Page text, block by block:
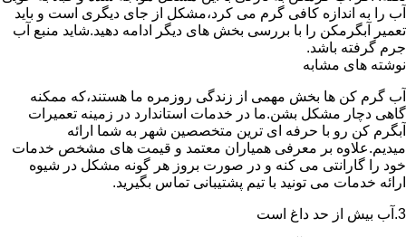
آب را به اندازه کافی گرم می کرد،مشکل از جای دیگری است و باید
تعمیر آبگرمکن را با بررسی بخش های دیگر ادامه دهید.شاید منبع آب
جرم گرفته باشد.
نوشته های مشابه
آب گرم کن ها بخش مهمی از زندگی روزمره ما هستند،که ممکنه
گاهی دچار مشکل بشن.ما در خدمات استاندارد در زمینه تعمیرات
آبگرم کن رو با حرفه ای ترین متخصصین شهر به شما ارائه
میدیم.علاوه بر معرفی همیاران معتمد و قیمت های مشخص خدمات
خود را گارانتی می کنه و در صورت بروز هر گونه مشکل در شیوه
ارائه خدمات می تونید با تیم پشتیبانی تماس بگیرید.
3.آب بیش از حد داغ است